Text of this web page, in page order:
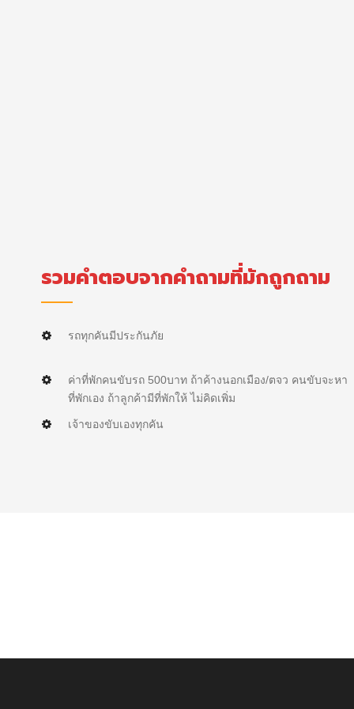
รวมคำตอบจากคำถามที่มักถูกถาม
รถทุกคันมีประกันภัย
ค่าที่พักคนขับรถ 500บาท ถ้าค้างนอกเมือง/ตจว คนขับจะหา
ที่พักเอง ถ้าลูกค้ามีที่พักให้ ไม่คิดเพิ่ม
เจ้าของขับเองทุกคัน